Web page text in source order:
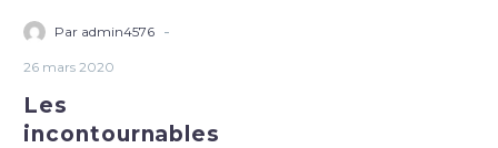
Par admin4576 -
26 mars 2020
Les
incontournables